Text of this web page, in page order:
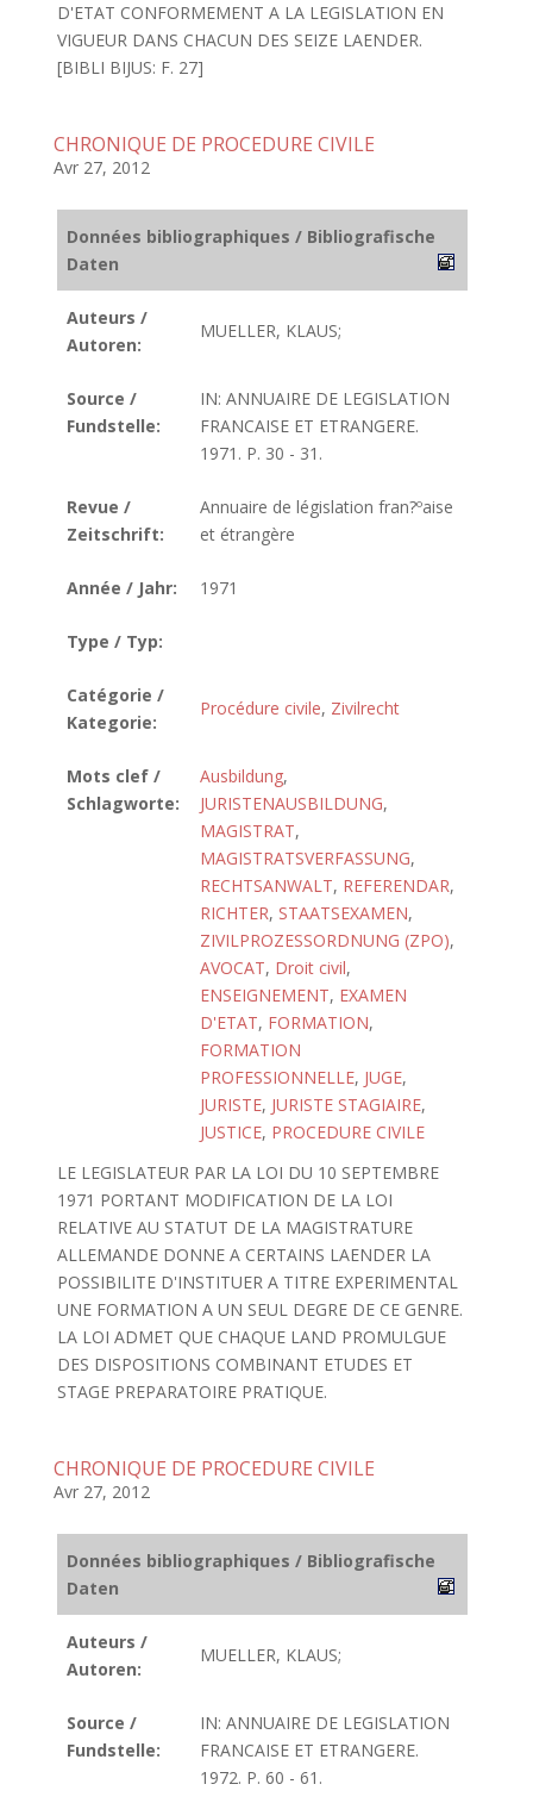
D'ETAT CONFORMEMENT A LA LEGISLATION EN
VIGUEUR DANS CHACUN DES SEIZE LAENDER.
[BIBLI BIJUS: F. 27]
CHRONIQUE DE PROCEDURE CIVILE
Avr 27, 2012
Données bibliographiques / Bibliografische
Daten
Auteurs /
Autoren:
MUELLER, KLAUS;
Source /
Fundstelle:
IN: ANNUAIRE DE LEGISLATION
FRANCAISE ET ETRANGERE.
1971. P. 30 - 31.
Revue /
Zeitschrift:
Annuaire de législation fran?ºaise
et étrangère
Année / Jahr: 1971
Type / Typ:
Catégorie /
Kategorie:
Procédure civile, Zivilrecht
Mots clef /
Schlagworte:
Ausbildung,
JURISTENAUSBILDUNG,
MAGISTRAT,
MAGISTRATSVERFASSUNG,
RECHTSANWALT, REFERENDAR,
RICHTER, STAATSEXAMEN,
ZIVILPROZESSORDNUNG (ZPO),
AVOCAT, Droit civil,
ENSEIGNEMENT, EXAMEN
D'ETAT, FORMATION,
FORMATION
PROFESSIONNELLE, JUGE,
JURISTE, JURISTE STAGIAIRE,
JUSTICE, PROCEDURE CIVILE
LE LEGISLATEUR PAR LA LOI DU 10 SEPTEMBRE
1971 PORTANT MODIFICATION DE LA LOI
RELATIVE AU STATUT DE LA MAGISTRATURE
ALLEMANDE DONNE A CERTAINS LAENDER LA
POSSIBILITE D'INSTITUER A TITRE EXPERIMENTAL
UNE FORMATION A UN SEUL DEGRE DE CE GENRE.
LA LOI ADMET QUE CHAQUE LAND PROMULGUE
DES DISPOSITIONS COMBINANT ETUDES ET
STAGE PREPARATOIRE PRATIQUE.
CHRONIQUE DE PROCEDURE CIVILE
Avr 27, 2012
Données bibliographiques / Bibliografische
Daten
Auteurs /
Autoren:
MUELLER, KLAUS;
Source /
Fundstelle:
IN: ANNUAIRE DE LEGISLATION
FRANCAISE ET ETRANGERE.
1972. P. 60 - 61.